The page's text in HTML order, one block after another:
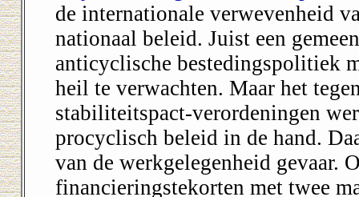
de internationale verwevenheid
nationaal beleid. Juist een
anticyclische bestedingspolitiek
heil te verwachten. Maar het
stabiliteitspact-verordeningen
procyclisch beleid in de hand.
van de werkgelegenheid gevaar.
financieringstekorten met twee